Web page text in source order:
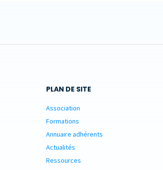
PLAN DE SITE
Association
Formations
Annuaire adhérents
Actualités
Ressources